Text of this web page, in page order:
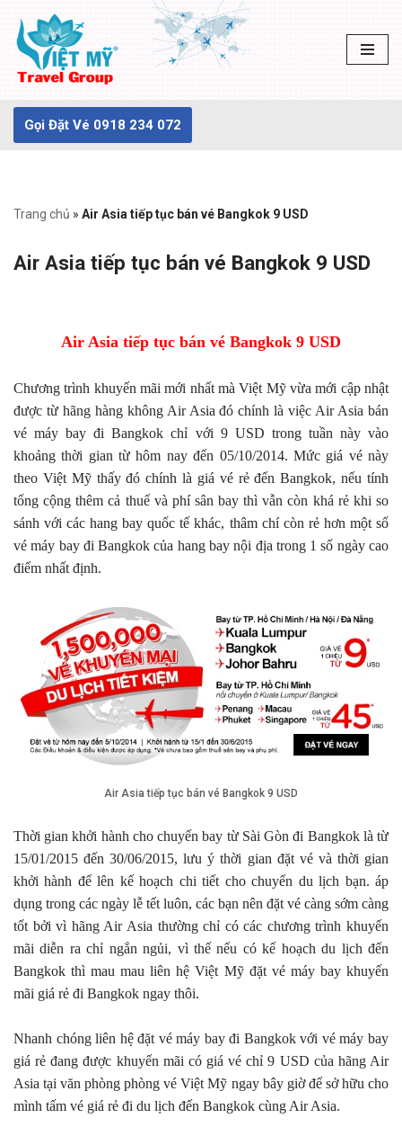
Chuyển
tới
dung
Gọi Đặt Vé 0918 234 072
Trang chủ » Air Asia tiếp tục bán vé Bangkok 9 USD
Air Asia tiếp tục bán vé Bangkok 9 USD
Air Asia tiếp tục bán vé Bangkok 9 USD
Chương trình khuyến mãi mới nhất mà Việt Mỹ vừa mới cập nhật
được từ hãng hàng không Air Asia đó chính là việc Air Asia bán
vé máy bay đi Bangkok chỉ với 9 USD trong tuần này vào
khoảng thời gian từ hôm nay đến 05/10/2014. Mức giá vé này
theo Việt Mỹ thấy đó chính là giá vé rẻ đến Bangkok, nếu tính
tổng cộng thêm cả thuế và phí sân bay thì vẫn còn khá rẻ khi so
sánh với các hang bay quốc tế khác, thâm chí còn rẻ hơn một số
vé máy bay đi Bangkok của hang bay nội địa trong 1 số ngày cao
điểm nhất định.
Air Asia tiếp tục bán vé Bangkok 9 USD
Thời gian khởi hành cho chuyến bay từ Sài Gòn đi Bangkok là từ
15/01/2015 đến 30/06/2015, lưu ý thời gian đặt vé và thời gian
khởi hành để lên kế hoạch chi tiết cho chuyến du lịch bạn. áp
dụng trong các ngày lễ tết luôn, các bạn nên đặt vé càng sớm càng
tốt bởi vì hãng Air Asia thường chỉ có các chương trình khuyến
mãi diễn ra chỉ ngắn ngủi, vì thế nếu có kế hoạch du lịch đến
Bangkok thì mau mau liên hệ Việt Mỹ đặt vé máy bay khuyến
mãi giá rẻ đi Bangkok ngay thôi.
Nhanh chóng liên hệ đặt vé máy bay đi Bangkok với vé máy bay
giá rẻ đang được khuyến mãi có giá vé chỉ 9 USD của hãng Air
Asia tại văn phòng phòng vé Việt Mỹ ngay bây giờ để sở hữu cho
mình tấm vé giá rẻ đi du lịch đến Bangkok cùng Air Asia.